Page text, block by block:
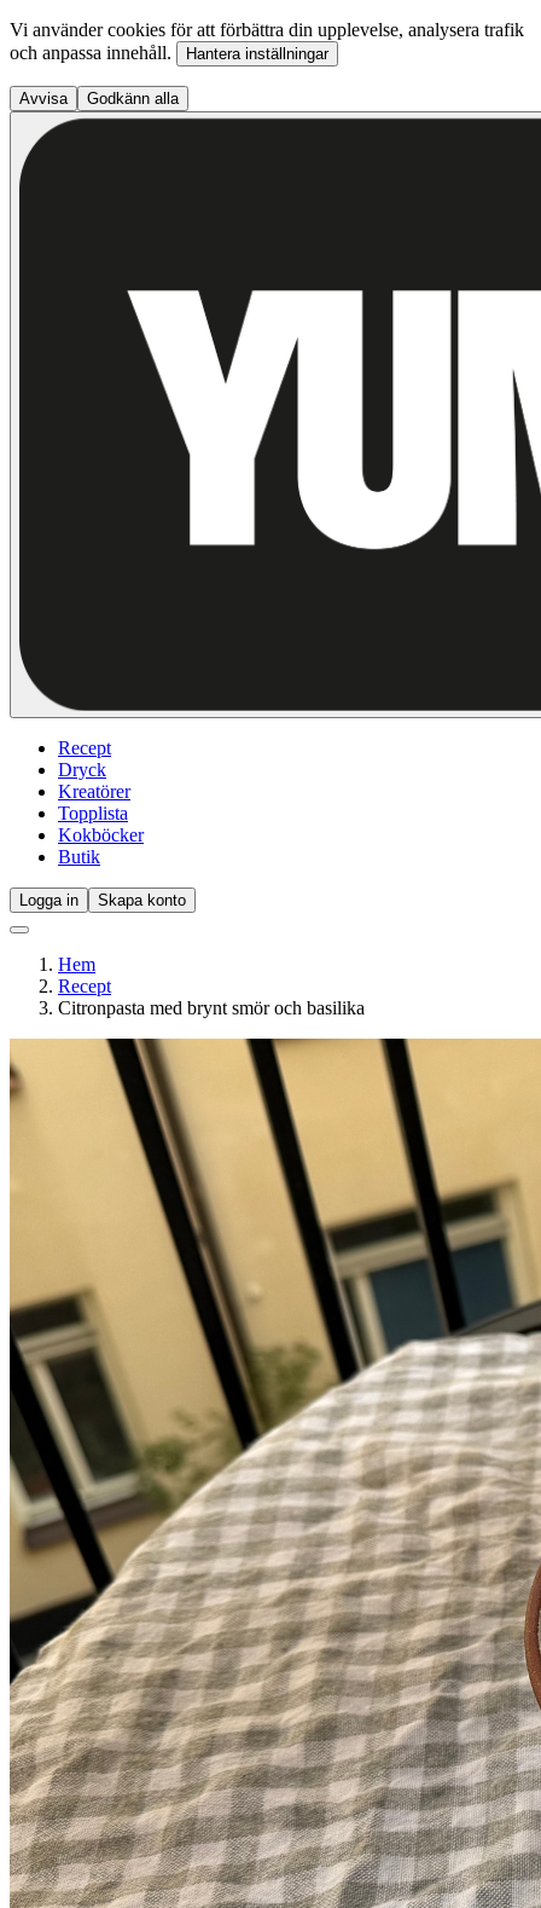
Vi använder cookies för att förbättra din upplevelse, analysera trafik
och anpassa innehåll.
Hantera inställningar
Avvisa Godkänn alla
Recept
Dryck
Kreatörer
Topplista
Kokböcker
Butik
Logga in Skapa konto
Hem
Recept
Citronpasta med brynt smör och basilika